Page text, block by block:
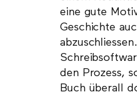
eine gute
Geschichte
den Prozess,
Buch überall